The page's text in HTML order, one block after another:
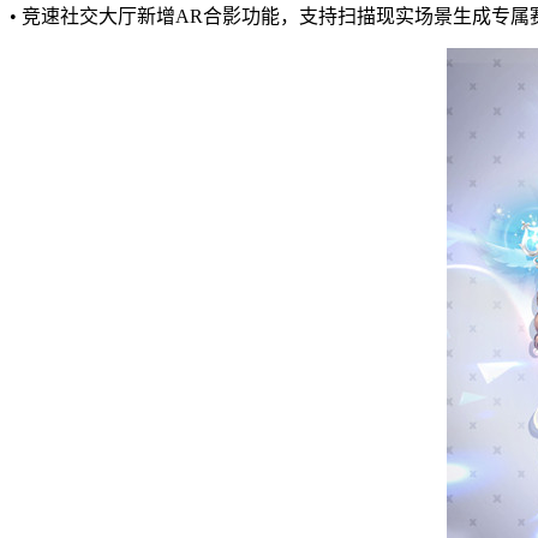
• 竞速社交大厅新增AR合影功能，支持扫描现实场景生成专属